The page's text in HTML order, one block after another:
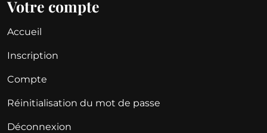
Votre compte
Accueil
Inscription
Compte
Réinitialisation du mot de passe
Déconnexion